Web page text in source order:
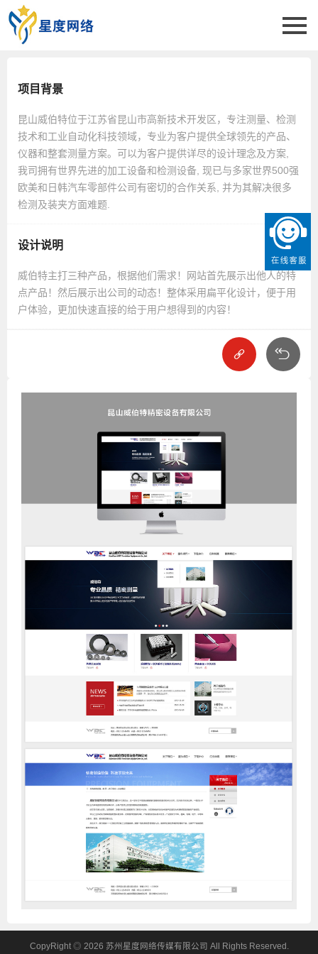
项目背景
昆山威伯特位于江苏省昆山市高新技术开发区，专注测量、检测
技术和工业自动化科技领域，专业为客户提供全球领先的产品、
仪器和整套测量方案。可以为客户提供详尽的设计理念及方案,
我司拥有世界先进的加工设备和检测设备, 现已与多家世界500强
欧美和日韩汽车零部件公司有密切的合作关系, 并为其解决很多
检测及装夹方面难题.
设计说明
威伯特主打三种产品，根据他们需求！网站首先展示出他人的特
点产品！然后展示出公司的动态！整体采用扁平化设计，便于用
户体验，更加快速直接的给于用户想得到的内容！
CopyRight ◎ 2026 苏州星度网络传媒有限公司 All Rights Reserved.